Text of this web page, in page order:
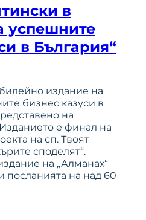
в
успешните
в България“
издание на
бизнес казуси в
на
е финал на
на сп. Твоят
споделят“.
на „Алманах“
посланията на над 60